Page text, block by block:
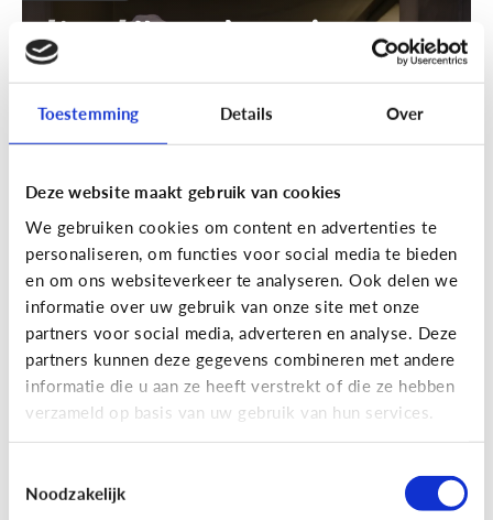
Toestemming Details Over
Deze website maakt gebruik van cookies
We gebruiken cookies om content en advertenties te
personaliseren, om functies voor social media te bieden
en om ons websiteverkeer te analyseren. Ook delen we
informatie over uw gebruik van onze site met onze
partners voor social media, adverteren en analyse. Deze
partners kunnen deze gegevens combineren met andere
informatie die u aan ze heeft verstrekt of die ze hebben
verzameld op basis van uw gebruik van hun services.
Noodzakelijk
[Actua]Hoe snel geven jongeren
hun bankkaart in ruil voor geld?
En wat zijn 'geldezels'?
[Hoe werkt het?]Locatiegegevens
delen via de smartphone